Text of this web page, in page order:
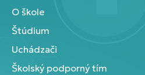
O škole
Štúdium
Uchádzači
Školský podporný tím